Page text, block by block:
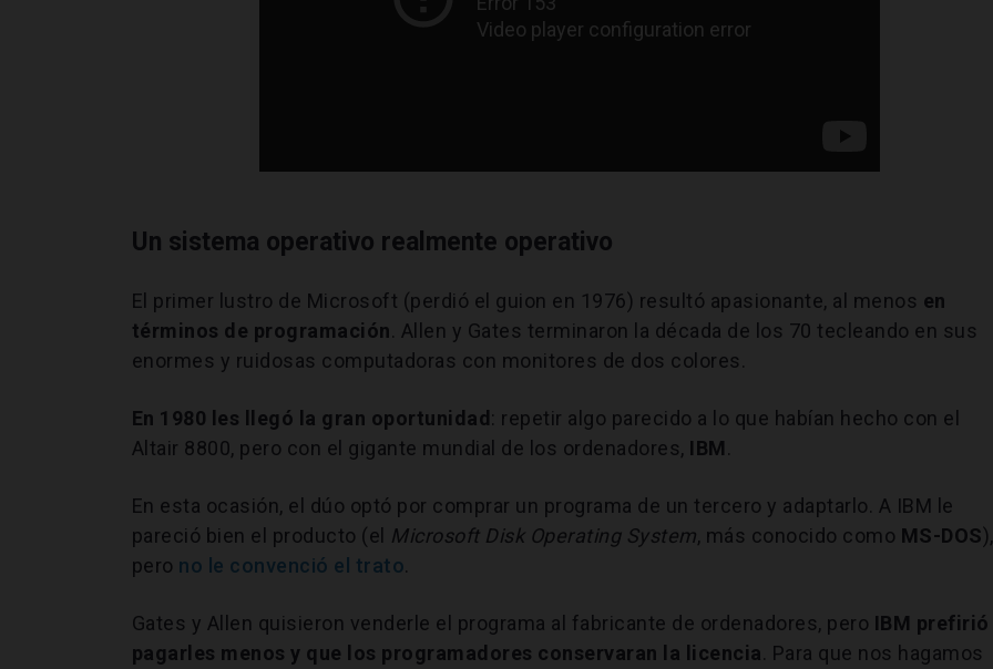
Un sistema operativo realmente operativo
El primer lustro de Microsoft (perdió el guion en 1976) resultó apasionante, al menos en
términos de programación. Allen y Gates terminaron la década de los 70 tecleando en sus
enormes y ruidosas computadoras con monitores de dos colores.
En 1980 les llegó la gran oportunidad: repetir algo parecido a lo que habían hecho con el
Altair 8800, pero con el gigante mundial de los ordenadores, IBM.
En esta ocasión, el dúo optó por comprar un programa de un tercero y adaptarlo. A IBM le
pareció bien el producto (el Microsoft Disk Operating System, más conocido como MS-DOS),
pero no le convenció el trato.
Gates y Allen quisieron venderle el programa al fabricante de ordenadores, pero IBM prefirió
pagarles menos y que los programadores conservaran la licencia. Para que nos hagamos